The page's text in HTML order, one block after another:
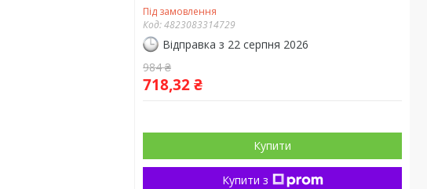
Під замовлення
Код:4823083314729
Відправка з 22 серпня 2026
984 ₴
718,32 ₴
Купити
Купити з